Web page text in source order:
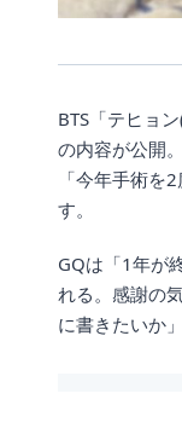
BTS「テヒョ
の内容が公開
「今年手術を
す。
GQは「1年が
れる。感謝の
に書きたいか